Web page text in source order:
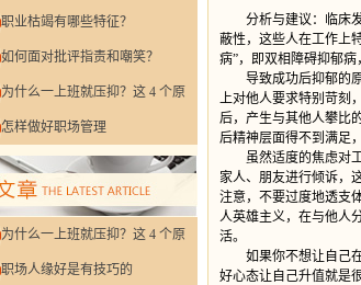
职业枯竭有哪些特征？
如何面对批评指责和嘲笑？
为什么一上班就压抑？这 4 个原
怎样做好职场管理
为什么一上班就压抑？这 4 个原
职场人缘好是有技巧的
分析与建议：临床发
蔽性，这些人在工作上
病”，即双相障碍抑郁病
导致成功后抑郁的原
上对他人要求特别苛刻
后，产生与其他人攀比
后精神层面得不到满足
虽然适度的焦虑对工
家人、朋友进行倾诉，
注意，不要过度地透支
人英雄主义，在与他人
活。
如果你不想让自己在
好心态让自己升值就是